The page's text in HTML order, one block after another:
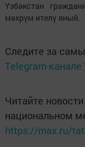
Үзбәкстан
мәхрүм ителү яный.
Следите за
Telegram-канале
Читайте
национальном
https://max.ru/